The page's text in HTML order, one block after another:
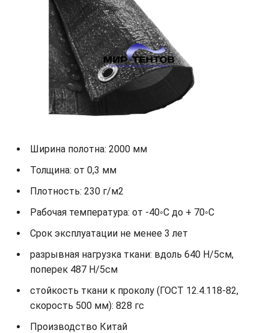
Ширина полотна: 2000 мм
Толщина: от 0,3 мм
Плотность: 230 г/м2
Рабочая температура: от -40◦С до + 70◦С
Срок эксплуатации не менее 3 лет
разрывная нагрузка ткани: вдоль 640 Н/5см,
поперек 487 Н/5см
стойкость ткани к проколу (ГОСТ 12.4.118-82,
скорость 500 мм): 828 гс
Производство Китай